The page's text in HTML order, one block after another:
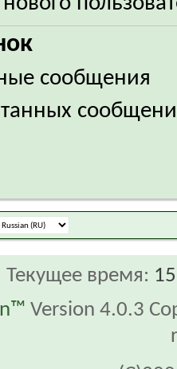
сообщения
Текущее время:
Version 4.0.3